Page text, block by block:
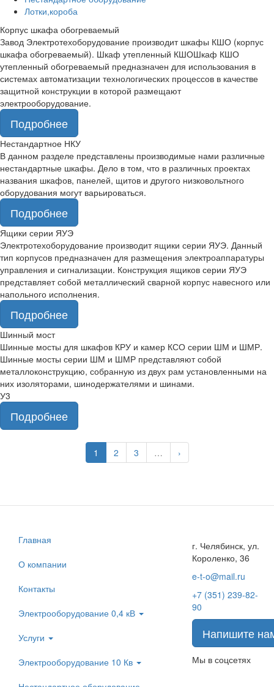
Лотки,короба
Корпус шкафа обогреваемый
Завод Электротехоборудование производит шкафы КШО (корпус
шкафа обогреваемый). Шкаф утепленный КШОШкаф КШО
утепленный обогреваемый предназначен для использования в
системах автоматизации технологических процессов в качестве
защитной конструкции в которой размещают
электрооборудование.
Подробнее
Нестандартное НКУ
В данном разделе представлены производимые нами различные
нестандартные шкафы. Дело в том, что в различных проектах
названия шкафов, панелей, щитов и другого низковольтного
оборудования могут варьироваться.
Подробнее
Ящики серии ЯУЭ
Электротехоборудование производит ящики серии ЯУЭ. Данный
тип корпусов предназначен для размещения электроаппаратуры
управления и сигнализации. Конструкция ящиков серии ЯУЭ
представляет собой металлический сварной корпус навесного или
напольного исполнения.
Подробнее
Шинный мост
Шинные мосты для шкафов КРУ и камер КСО серии ШМ и ШМР.
Шинные мосты серии ШМ и ШМР представляют собой
металлоконструкцию, собранную из двух рам установленными на
них изоляторами, шинодержателями и шинами.
У3
Подробнее
1 2 3 … ›
Главная
О компании
Контакты
Электрооборудование 0,4 кВ
Услуги
Электрооборудование 10 Кв
г. Челябинск, ул.
Короленко, 36
e-t-o@mail.ru
+7 (351) 239-82-
90
Напишите
Мы в соцсетях